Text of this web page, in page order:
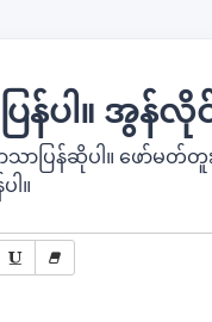
န်ပါ။ အွန်လို
ြန်ဆိုပါ။ ဖော်မတ်တူ
ါ။